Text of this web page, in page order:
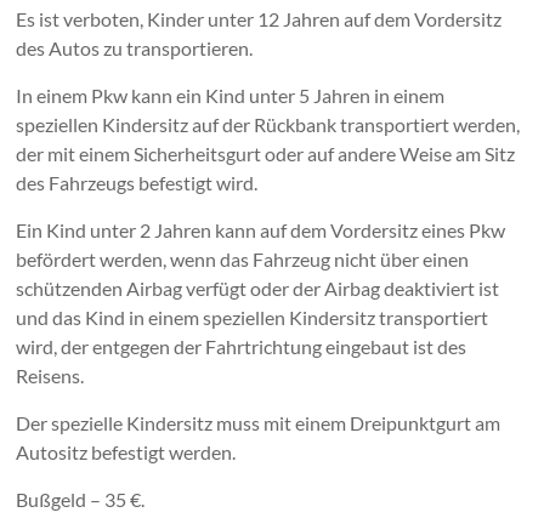
Es ist verboten, Kinder unter 12 Jahren auf dem Vordersitz
des Autos zu transportieren.
In einem Pkw kann ein Kind unter 5 Jahren in einem
speziellen Kindersitz auf der Rückbank transportiert werden,
der mit einem Sicherheitsgurt oder auf andere Weise am Sitz
des Fahrzeugs befestigt wird.
Ein Kind unter 2 Jahren kann auf dem Vordersitz eines Pkw
befördert werden, wenn das Fahrzeug nicht über einen
schützenden Airbag verfügt oder der Airbag deaktiviert ist
und das Kind in einem speziellen Kindersitz transportiert
wird, der entgegen der Fahrtrichtung eingebaut ist des
Reisens.
Der spezielle Kindersitz muss mit einem Dreipunktgurt am
Autositz befestigt werden.
Bußgeld – 35 €.